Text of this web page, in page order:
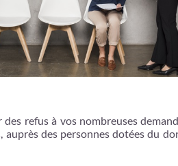
refus à vos nombreuses
auprès des personnes dotées du